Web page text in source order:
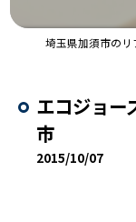
エコジョ
市
2015/10/07